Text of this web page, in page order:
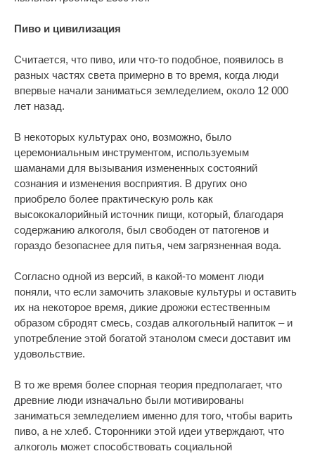
Пиво и цивилизация
Считается, что пиво, или что-то подобное, появилось в
разных частях света примерно в то время, когда люди
впервые начали заниматься земледелием, около 12 000
лет назад.
В некоторых культурах оно, возможно, было
церемониальным инструментом, используемым
шаманами для вызывания измененных состояний
сознания и изменения восприятия. В других оно
приобрело более практическую роль как
высококалорийный источник пищи, который, благодаря
содержанию алкоголя, был свободен от патогенов и
гораздо безопаснее для питья, чем загрязненная вода.
Согласно одной из версий, в какой-то момент люди
поняли, что если замочить злаковые культуры и оставить
их на некоторое время, дикие дрожжи естественным
образом сбродят смесь, создав алкогольный напиток – и
употребление этой богатой этанолом смеси доставит им
удовольствие.
В то же время более спорная теория предполагает, что
древние люди изначально были мотивированы
заниматься земледелием именно для того, чтобы варить
пиво, а не хлеб. Сторонники этой идеи утверждают, что
алкоголь может способствовать социальной